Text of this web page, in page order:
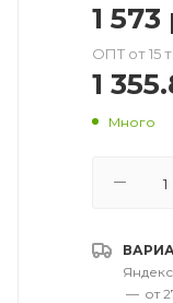
1 573
ОПТ от 15
1
Много
— от